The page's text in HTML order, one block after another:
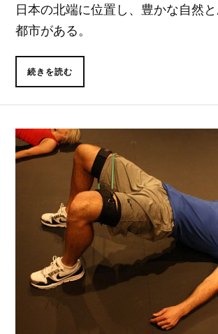
日本の北端に位置し、豊かな自然
都市がある。
続きを読む